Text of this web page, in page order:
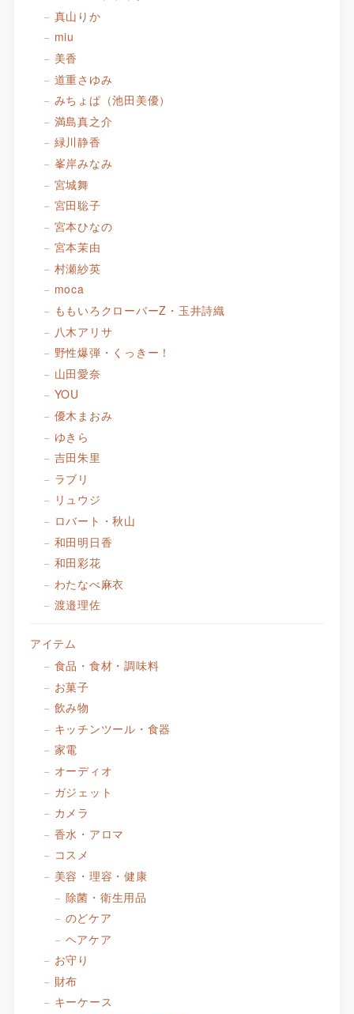
真山りか
miu
美香
道重さゆみ
みちょぱ（池田美優）
満島真之介
緑川静香
峯岸みなみ
宮城舞
宮田聡子
宮本ひなの
宮本茉由
村瀬紗英
moca
ももいろクローバーZ・玉井詩織
八木アリサ
野性爆弾・くっきー！
山田愛奈
YOU
優木まおみ
ゆきら
吉田朱里
ラブリ
リュウジ
ロバート・秋山
和田明日香
和田彩花
わたなべ麻衣
渡邉理佐
アイテム
食品・食材・調味料
お菓子
飲み物
キッチンツール・食器
家電
オーディオ
ガジェット
カメラ
香水・アロマ
コスメ
美容・理容・健康
除菌・衛生用品
のどケア
ヘアケア
お守り
財布
キーケース